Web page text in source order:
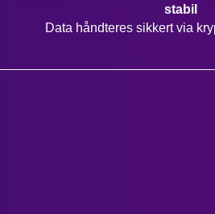
stabil
Data håndteres sikkert via